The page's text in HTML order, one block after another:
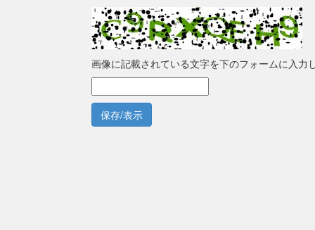
画像に記載されている文字を下のフォームに入力
保存/表示